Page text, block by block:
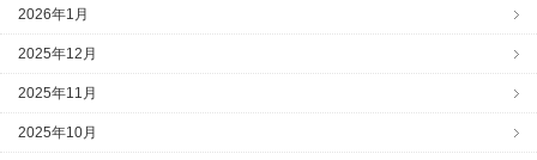
2026年1月
2025年12月
2025年11月
2025年10月